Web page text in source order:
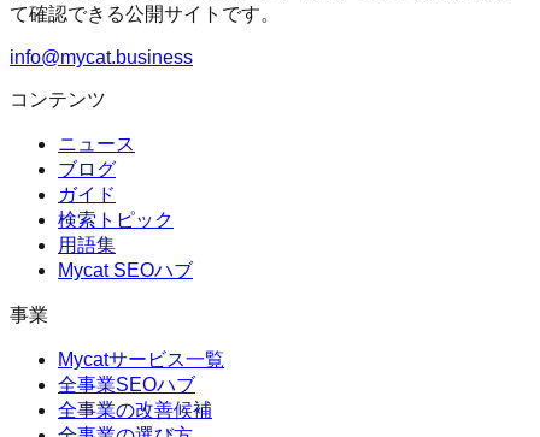
て確認できる公開サイトです。
info@mycat.business
コンテンツ
ニュース
ブログ
ガイド
検索トピック
用語集
Mycat SEOハブ
事業
Mycatサービス一覧
全事業SEOハブ
全事業の改善候補